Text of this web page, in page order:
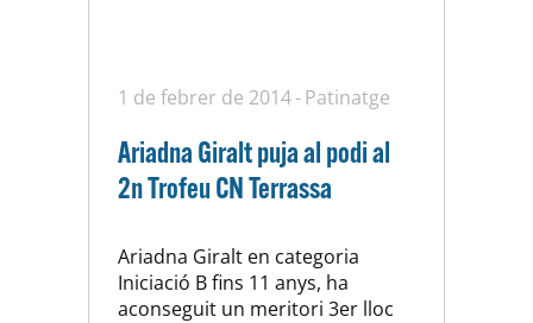
1 de febrer de 2014 Patinatge
Ariadna Giralt puja al podi al
2n Trofeu CN Terrassa
Ariadna Giralt en categoria
Iniciació B fins 11 anys, ha
aconseguit un meritori 3er lloc